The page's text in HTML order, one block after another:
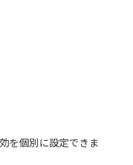
を個別に設定できま